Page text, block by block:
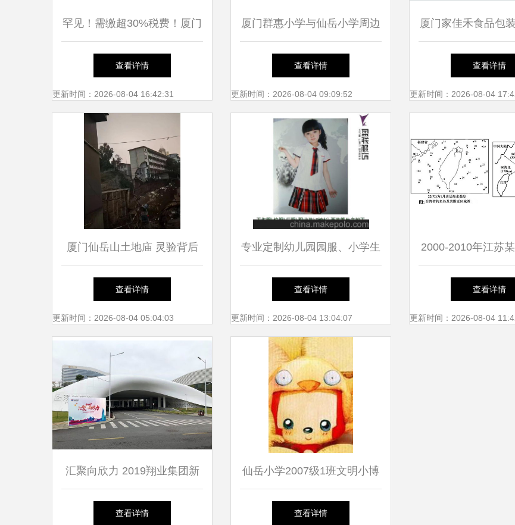
罕见！需缴超30%税费！厦门
某开发商预售新房被法拍，能
捡漏吗？
查看详情
更新时间：2026-08-04 16:42:31
厦门群惠小学与仙岳小学周边
租房指南
查看详情
更新时间：2026-08-04 09:09:52
厦门家佳禾食品包
消品营销策划的
查看详情
更新时间：2026-08-04
厦门仙岳山土地庙 灵验背后
的香火与祈愿
查看详情
更新时间：2026-08-04 05:04:03
专业定制幼儿园园服、小学生
校服与表演服装——厦门盈联
服饰，服务厦门市仙岳小学
查看详情
更新时间：2026-08-04 13:04:07
2000-2010年江苏
数量空间变化
查看详情
更新时间：2026-08-04
汇聚向欣力 2019翔业集团新
春欢乐夜厦门主会场玩转攻略
查看详情
仙岳小学2007级1班文明小博
客风采展
查看详情